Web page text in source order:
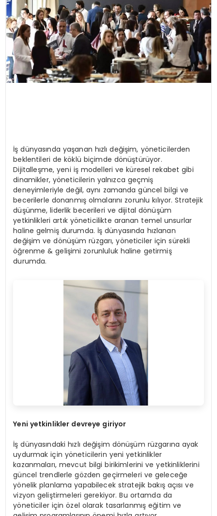
İş dünyasında yaşanan hızlı değişim, yöneticilerden
beklentileri de köklü biçimde dönüştürüyor.
Dijitalleşme, yeni iş modelleri ve küresel rekabet gibi
dinamikler, yöneticilerin yalnızca geçmiş
deneyimleriyle değil, aynı zamanda güncel bilgi ve
becerilerle donanmış olmalarını zorunlu kılıyor. Stratejik
düşünme, liderlik becerileri ve dijital dönüşüm
yetkinlikleri artık yöneticilikte aranan temel unsurlar
haline gelmiş durumda. İş dünyasında hızlanan
değişim ve dönüşüm rüzgarı, yöneticiler için sürekli
öğrenme & gelişimi zorunluluk haline getirmiş
durumda.
Yeni yetkinlikler devreye giriyor
İş dünyasındaki hızlı değişim dönüşüm rüzgarına ayak
uydurmak için yöneticilerin yeni yetkinlikler
kazanmaları, mevcut bilgi birikimlerini ve yetkinliklerini
güncel trendlerle gözden geçirmeleri ve geleceğe
yönelik planlama yapabilecek stratejik bakış açısı ve
vizyon geliştirmeleri gerekiyor. Bu ortamda da
yöneticiler için özel olarak tasarlanmış eğitim ve